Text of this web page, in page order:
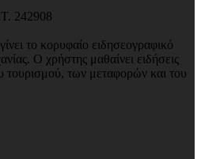
242908
το κορυφαίο ειδησεογραφικό
Ο χρήστης μαθαίνει ειδήσεις
τουρισμού, των μεταφορών και του